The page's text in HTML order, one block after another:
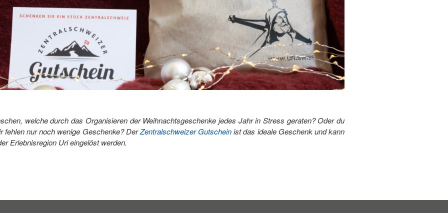
welche durch das Organisieren der Weihnachtsgeschenke jedes Jahr in Stress geraten? Oder du
fehlen nur noch wenige Geschenke? DerZentralschweizer Gutscheinist das ideale Geschenk und kann
Erlebnisregion Uri eingelöst werden.